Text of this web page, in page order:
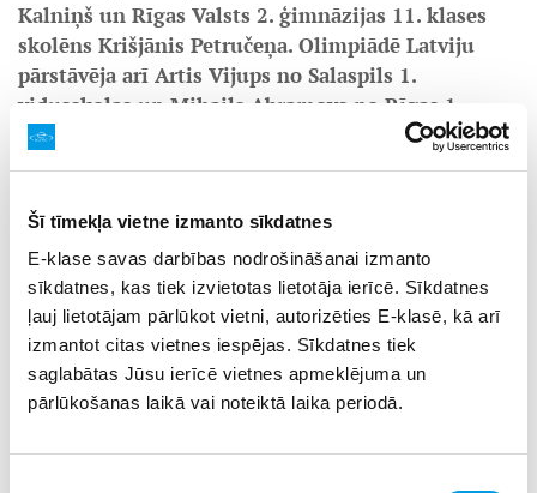
Šī tīmekļa vietne izmanto sīkdatnes
E-klase savas darbības nodrošināšanai izmanto
sīkdatnes, kas tiek izvietotas lietotāja ierīcē. Sīkdatnes
ļauj lietotājam pārlūkot vietni, autorizēties E-klasē, kā arī
izmantot citas vietnes iespējas. Sīkdatnes tiek
saglabātas Jūsu ierīcē vietnes apmeklējuma un
pārlūkošanas laikā vai noteiktā laika periodā.
Kalniņš un Rīgas Valsts 2. ģimnāzijas 11. klases
skolēns Krišjānis Petručeņa. Olimpiādē Latviju
pārstāvēja arī Artis Vijups no Salaspils 1.
vidusskolas un Mihails Abramovs no Rīgas 1.
vidusskolas.
valstis: Latviju, Dāniju, Igauniju, Somiju, Vāciju, Islandi,
Lietuvu, Norvēģiju, Poliju, Zviedriju, Ukrainu un Izraēlu.
Latvijas izlasei uz olimpiādi līdzi devās un sagatavoties
palīdzēja izlases vadītājs, Latvijas Universitātes
Matemātikas un informātikas institūta pētnieks Mārtiņš
Opmanis un vadītāja vietnieks Pēteris Pakalns. Šogad
programmēšanas olimpiādē jauniešiem bija kāds īpašs
izaicinājums: “Problēma, kas izpaužas arī Skandināvijā, ir
klaviatūras atšķirīgais taustiņu izvietojums. Tas attiecas